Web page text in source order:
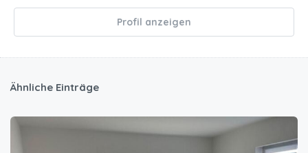
Profil anzeigen
Ähnliche Einträge